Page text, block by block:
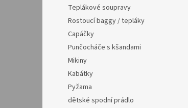
Teplákové soupravy
Rostoucí baggy / tepláky
Capáčky
Punčocháče s kšandami
Mikiny
Kabátky
Pyžama
dětské spodní prádlo